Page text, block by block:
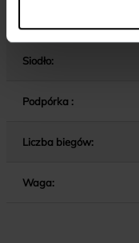
Siodło:
Podpórka :
Liczba biegów:
Waga: